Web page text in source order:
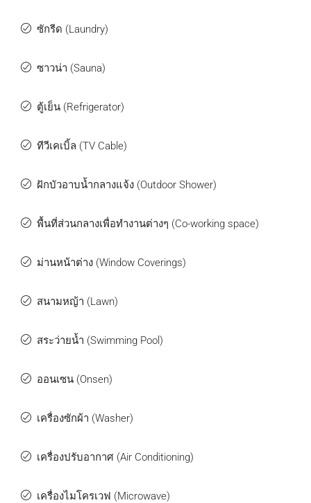
ซักรีด (Laundry)
ซาวน่า (Sauna)
ตู้เย็น (Refrigerator)
ทีวีเคเบิ้ล (TV Cable)
ฝักบัวอาบน้ำกลางแจ้ง (Outdoor Shower)
พื้นที่ส่วนกลางเพื่อทำงานต่างๆ (Co-working space)
ม่านหน้าต่าง (Window Coverings)
สนามหญ้า (Lawn)
สระว่ายน้ำ (Swimming Pool)
ออนเซน (Onsen)
เครื่องซักผ้า (Washer)
เครื่องปรับอากาศ (Air Conditioning)
เครื่องไมโครเวฟ (Microwave)